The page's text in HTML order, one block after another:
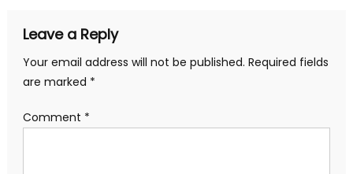
Leave a Reply
Your email address will not be published. Required fields
are marked *
Comment *